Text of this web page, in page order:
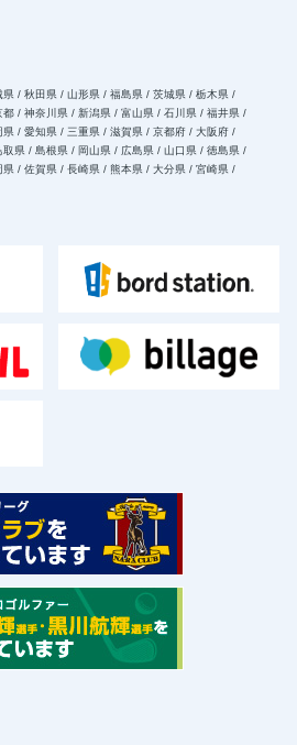
/ 秋田県 / 山形県 / 福島県 / 茨城県 / 栃木県 /
/ 神奈川県 / 新潟県 / 富山県 / 石川県 / 福井県 /
/ 愛知県 / 三重県 / 滋賀県 / 京都府 / 大阪府 /
県 / 島根県 / 岡山県 / 広島県 / 山口県 / 徳島県 /
/ 佐賀県 / 長崎県 / 熊本県 / 大分県 / 宮崎県 /